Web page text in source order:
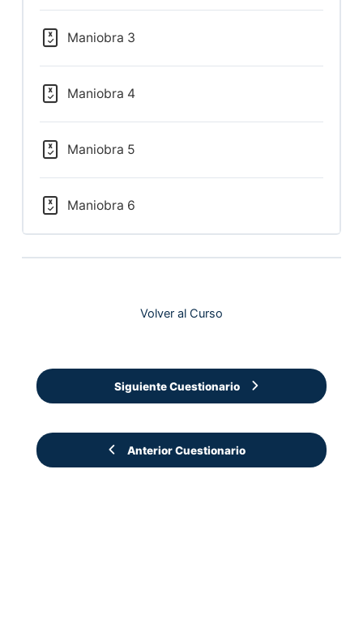
Maniobra 3
Maniobra 4
Maniobra 5
Maniobra 6
Anterior Cuestionario
Volver al Curso
Siguiente Cuestionario